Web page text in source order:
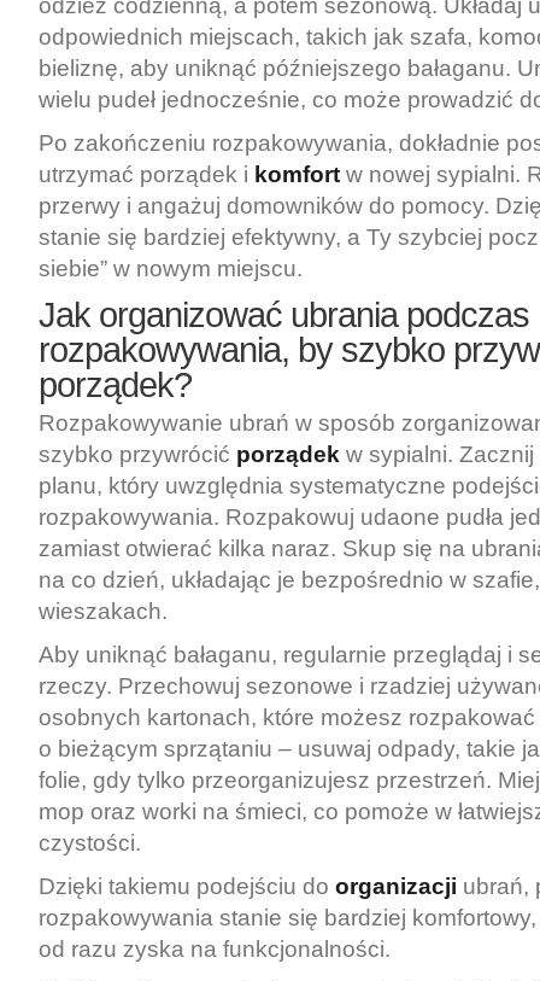
odzież codzienną, a potem sezonową. Układaj
odpowiednich miejscach, takich jak szafa,
bieliznę, aby uniknąć późniejszego bałaganu.
wielu pudeł jednocześnie, co może prowadzić
Po zakończeniu rozpakowywania, dokładnie
utrzymać porządek i komfort w nowej sypialni.
przerwy i angażuj domowników do pomocy.
stanie się bardziej efektywny, a Ty szybciej
siebie” w nowym miejscu.
Jak organizować ubrania podczas
rozpakowywania, by szybko
porządek?
Rozpakowywanie ubrań w sposób
szybko przywrócić porządek w sypialni.
planu, który uwzględnia systematyczne
rozpakowywania. Rozpakowuj udaone pudła
zamiast otwierać kilka naraz. Skup się na
na co dzień, układając je bezpośrednio w
wieszakach.
Aby uniknąć bałaganu, regularnie przeglądaj i
rzeczy. Przechowuj sezonowe i rzadziej
osobnych kartonach, które możesz
o bieżącym sprzątaniu – usuwaj odpady, takie
folie, gdy tylko przeorganizujesz przestrzeń.
mop oraz worki na śmieci, co pomoże w
czystości.
Dzięki takiemu podejściu do organizacji ubrań,
rozpakowywania stanie się bardziej
od razu zyska na funkcjonalności.